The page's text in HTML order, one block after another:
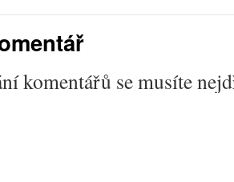
komentářů se musíte